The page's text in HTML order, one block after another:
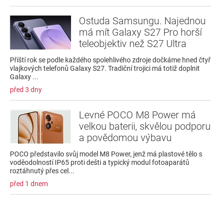
Ostuda Samsungu. Najednou
má mít Galaxy S27 Pro horší
teleobjektiv než S27 Ultra
Příští rok se podle každého spolehlivého zdroje dočkáme hned čtyř
vlajkových telefonů Galaxy S27. Tradiční trojici má totiž doplnit
Galaxy ...
před 3 dny
Levné POCO M8 Power má
velkou baterii, skvělou podporu
a povědomou výbavu
POCO představilo svůj model M8 Power, jenž má plastové tělo s
voděodolností IP65 proti dešti a typický modul fotoaparátů
roztáhnutý přes cel...
před 1 dnem